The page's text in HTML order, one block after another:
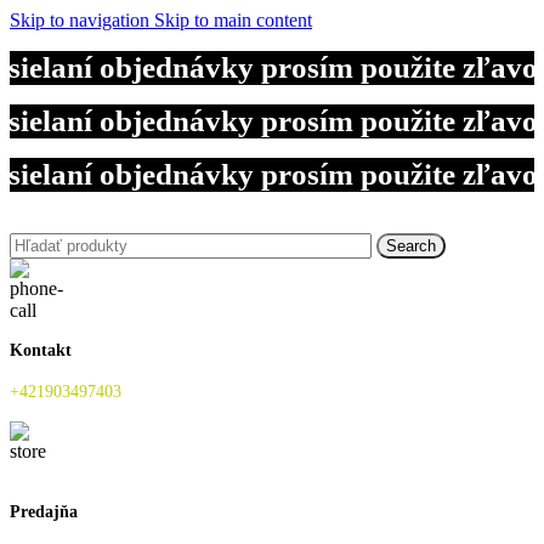
Skip to navigation Skip to main content
objednávky prosím použite
objednávky prosím použite
objednávky prosím použite
Search
Kontakt
+421903497403
Predajňa